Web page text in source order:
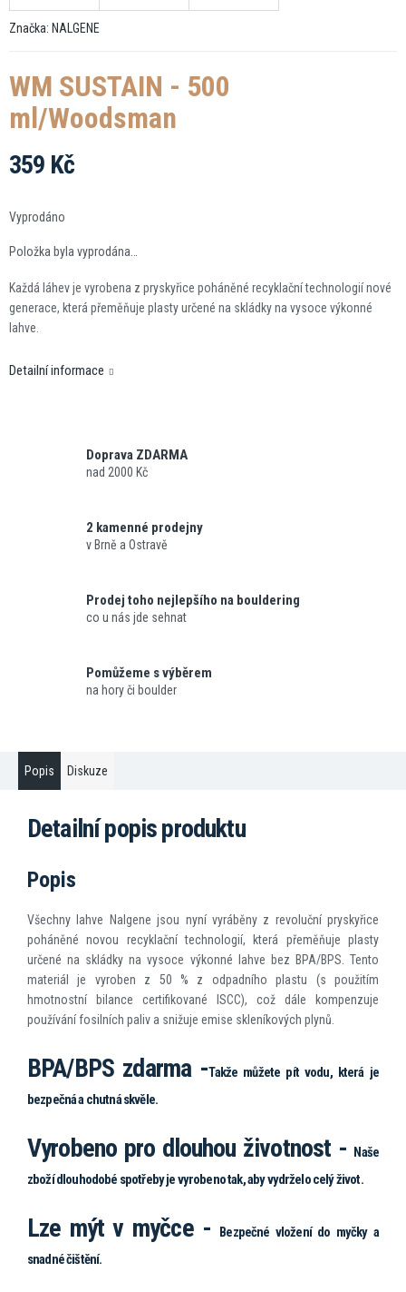
Značka: NALGENE
WM SUSTAIN - 500
ml/Woodsman
359 Kč
cena:
Vyprodáno
Položka byla vyprodána…
Každá láhev je vyrobena z pryskyřice poháněné recyklační technologií nové
generace, která přeměňuje plasty určené na skládky na vysoce výkonné
lahve.
Detailní informace
Doprava ZDARMA
nad 2000 Kč
2 kamenné prodejny
v Brně a Ostravě
Prodej toho nejlepšího na bouldering
co u nás jde sehnat
Pomůžeme s výběrem
na hory či boulder
Popis Diskuze
Detailní popis produktu
Popis
Všechny lahve Nalgene jsou nyní vyráběny z revoluční pryskyřice
poháněné novou recyklační technologií, která přeměňuje plasty
určené na skládky na vysoce výkonné lahve bez BPA/BPS. Tento
materiál je vyroben z 50 % z odpadního plastu (s použitím
hmotnostní bilance certifikované ISCC), což dále kompenzuje
používání fosilních paliv a snižuje emise skleníkových plynů.
BPA/BPS zdarma -Takže můžete pít vodu, která je
bezpečná a chutná skvěle.
Vyrobeno pro dlouhou životnost -
Naše
zboží dlouhodobé spotřeby je vyrobeno tak, aby vydrželo celý život.
Lze mýt v myčce -
Bezpečné vložení do myčky a
snadné čištění.